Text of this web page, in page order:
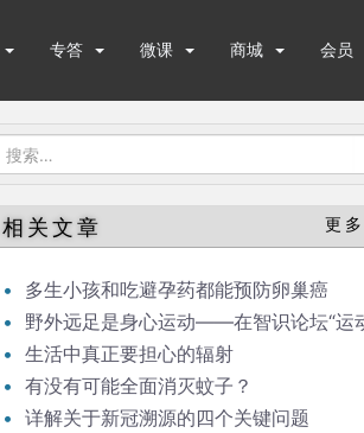
专答 微课 商城 会员
搜
：
相关文章 更
多生小孩和吃避孕药都能预防卵巢癌
野外远足是身心运动——在智识论坛“运
与健康”的发言
生活中真正要担心的辐射
有没有可能全面消灭蚊子？
详解关于新冠溯源的四个关键问题